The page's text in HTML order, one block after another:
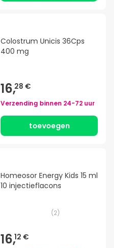
Colostrum Unicis 36Cps
400 mg
16,28 €
Verzending binnen 24-72 uur
toevoegen
Homeosor Energy Kids 15 ml
10 injectieflacons
(2)
16,12 €